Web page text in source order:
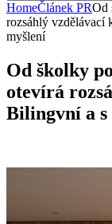
HomeČlánek PROd
rozsáhlý vzdělávací
myšlení
Od školky
otevírá
Bilingvní a